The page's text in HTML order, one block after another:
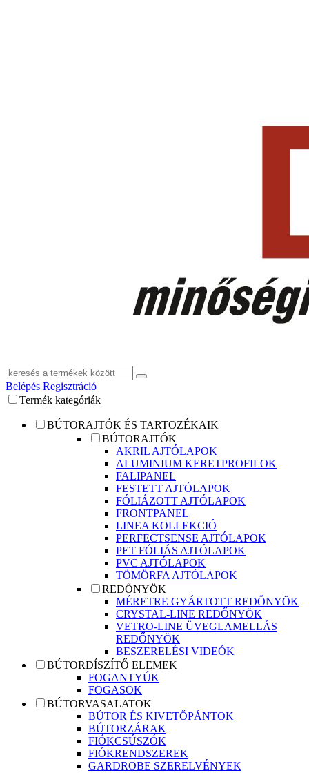
Belépés Regisztráció
Termék kategóriák
BÚTORAJTÓK ÉS TARTOZÉKAIK
BÚTORAJTÓK
AKRIL AJTÓLAPOK
ALUMINIUM KERETPROFILOK
FALIPANEL
FESTETT AJTÓLAPOK
FÓLIÁZOTT AJTÓLAPOK
FRONTPANEL
LINEA KOLLEKCIÓ
PERFECTSENSE AJTÓLAPOK
PET FÓLIÁS AJTÓLAPOK
PVC AJTÓLAPOK
TÖMÖRFA AJTÓLAPOK
REDŐNYÖK
MÉRETRE GYÁRTOTT REDŐNYÖK
CRYSTAL-LINE REDŐNYÖK
VETRO-LINE ÜVEGLAMELLÁS
REDŐNYÖK
BESZERELÉSI VIDEÓK
BÚTORDÍSZÍTŐ ELEMEK
FOGANTYÚK
FOGASOK
BÚTORVASALATOK
BÚTOR ÉS KIVETŐPÁNTOK
BÚTORZÁRAK
FIÓKCSÚSZÓK
FIÓKRENDSZEREK
GARDROBE SZERELVÉNYEK